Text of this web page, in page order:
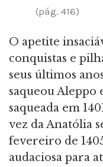
(pág. 416)
O apetite
conquistas e
seus últimos
saqueou Aleppo
saqueada em
vez da Anatólia
fevereiro de
audaciosa para